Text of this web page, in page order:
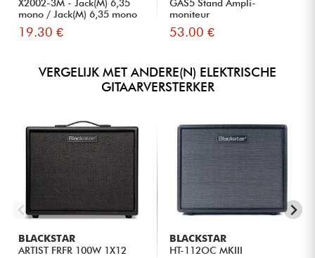
X2002-3M - Jack(M) 6,35
mono / Jack(M) 6,35 mono
S...
19.30 €
GAS5 Stand Ampli-
moniteur
53.00 €
VERGELIJK MET ANDERE(N) ELEKTRISCHE
GITAARVERSTERKER
BLACKSTAR
ARTIST FRFR 100W 1X12
BLACKSTAR
HT-112OC MKIII